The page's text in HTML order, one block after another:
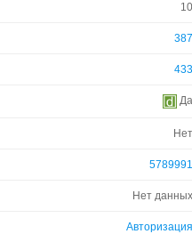
10
387
433
Да
Нет
5789991
Нет данных
Авторизация